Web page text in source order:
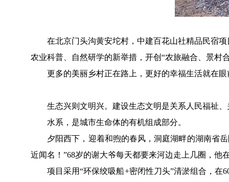
在北京门头沟黄安坨村，中建百花山社精品民宿项
农业科普、自然研学的新举措，开创“农旅融合、景村
更多的美丽乡村正在路上，更好的幸福生活就在眼
生态兴则文明兴。建设生态文明是关系人民福祉、
水系，是城市生命体的有机组成部分。
夕阳西下，迎着和煦的春风，洞庭湖畔的湖南省岳
近闻名！”68岁的谢大爷每天都要来河边走上几圈，他
项目采用“环保绞吸船+密闭性刀头”清淤组合，在